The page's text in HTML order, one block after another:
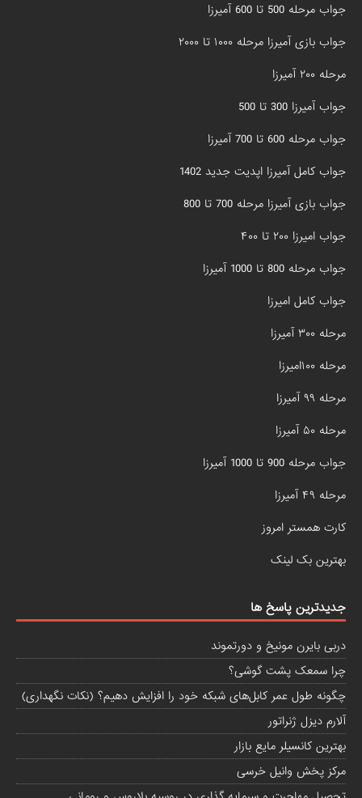
جواب مرحله 500 تا 600 آمیرزا
جواب بازی آمیرزا مرحله ۱۰۰۰ تا ۲۰۰۰
مرحله ۲۰۰ آمیرزا
جواب آمیرزا 300 تا 500
جواب مرحله 600 تا 700 آمیرزا
جواب کامل آمیرزا اپدیت جدید 1402
جواب بازی آمیرزا مرحله 700 تا 800
جواب امیرزا ۲۰۰ تا ۴۰۰
جواب مرحله 800 تا 1000 آمیرزا
جواب کامل امیرزا
مرحله ۳۰۰ آمیرزا
مرحله ۱۰۰امیرزا
مرحله ۹۹ آمیرزا
مرحله ۵۰ آمیرزا
جواب مرحله 900 تا 1000 آمیرزا
مرحله ۴۹ آمیرزا
کارت همستر امروز
بهترین بک لینک
جدیدترین پاسخ ها
دربی بایرن مونیخ و دورتموند
چرا سمعک پشت گوشی؟
چگونه طول عمر کابل‌های شبکه خود را افزایش دهیم؟ (نکات نگهداری)
آلارم دیزل ژنراتور
بهترین کانسیلر مایع بازار
مرکز پخش وانیل خرسی